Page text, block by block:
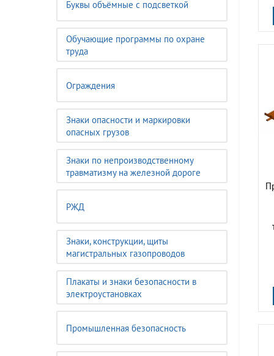
Буквы объёмные с подсветкой
Обучающие программы по охране
труда
Ограждения
Знаки опасности и маркировки
опасных грузов
Знаки по непроизводственному
травматизму на железной дороге
РЖД
Знаки, конструкции, щиты
магистральных газопроводов
Плакаты и знаки безопасности в
электроустановках
Промышленная безопасность